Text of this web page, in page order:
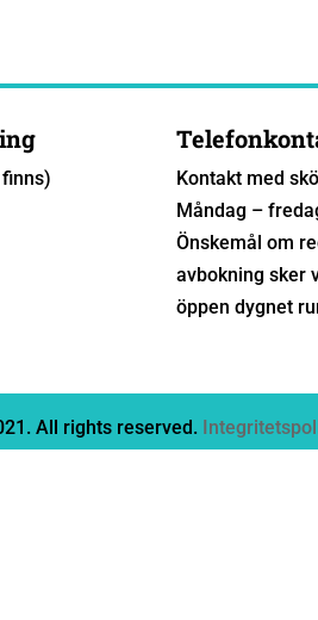
Kontakt med
Måndag –
Önskemål om
avbokning sker
öppen dygnet
All rights reserved.